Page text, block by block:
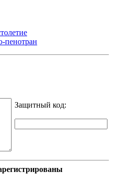
пенотран
Защитный код: